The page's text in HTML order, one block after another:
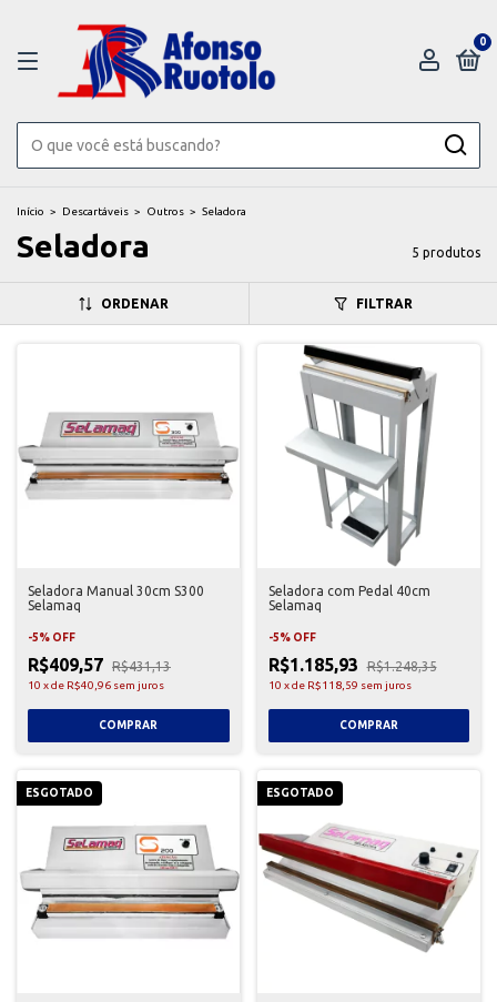
0
Início > Descartáveis > Outros > Seladora
Seladora 5 produtos
ORDENAR FILTRAR
Seladora Manual 30cm S300
Selamaq
-5% OFF
R$409,57 R$431,13
10 xde R$40,96 sem juros
Seladora com Pedal 40cm
Selamaq
-5% OFF
R$1.185,93 R$1.248,35
10 xde R$118,59 sem juros
ESGOTADO ESGOTADO